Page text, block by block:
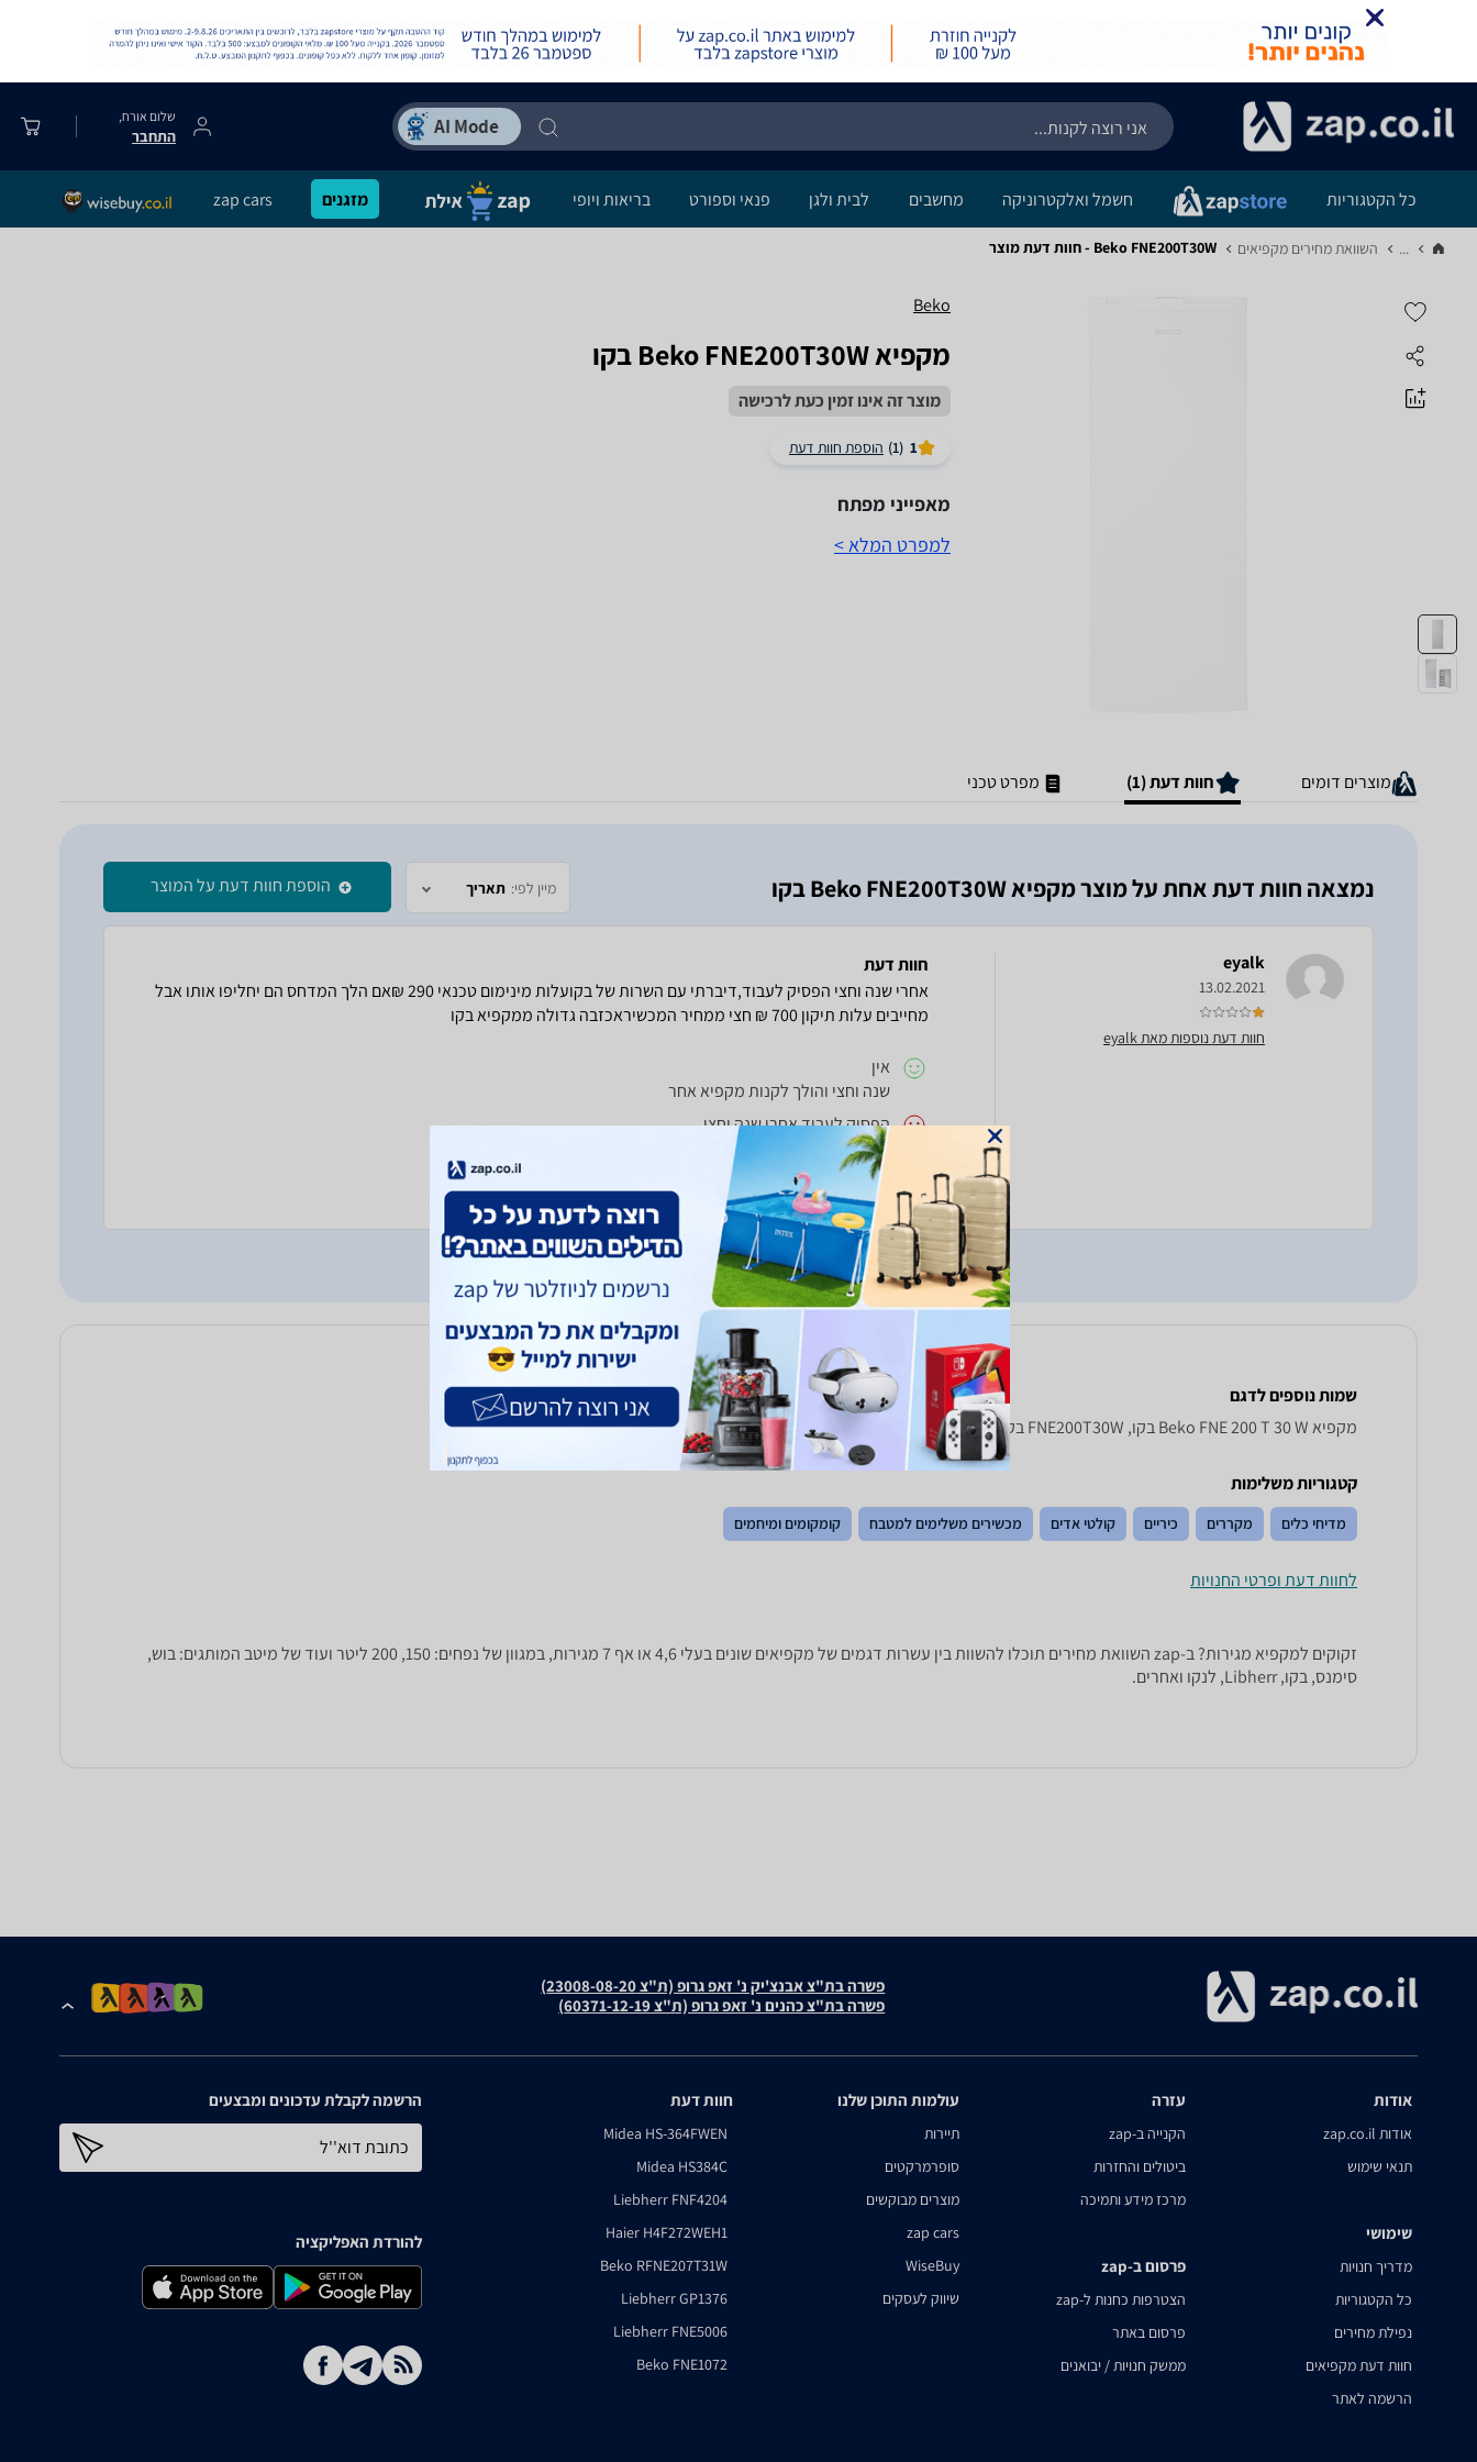
שלום אורח,
התחבר
כל הקטגוריות חשמל ואלקטרוניקה מחשבים לבית ולגן פנאי וספורט בריאות ויופי מזגנים zap cars
... השוואת מחירים מקפיאים‏ Beko FNE200T30W - חוות דעת מוצר
Beko
מקפיא Beko FNE200T30W בקו
מוצר זה אינו זמין כעת לרכישה
1
(1) הוספת חוות דעת
מאפייני מפתח
למפרט המלא >
מוצרים דומים חוות דעת (1) מפרט טכני
נמצאה חוות דעת אחת על מוצר מקפיא Beko FNE200T30W בקו מיין לפי: תאריך הוספת חוות דעת על המוצר
eyalk
13.02.2021
חוות דעת נוספות מאת eyalk
חוות דעת
אחרי שנה וחצי הפסיק לעבוד,דיברתי עם השרות של בקועלות מינימום טכנאי 290 ₪אם הלך המדחס הם יחליפו אותו אבל
מחייבים עלות תיקון 700 ₪ חצי ממחיר המכשיראכזבה גדולה ממקפיא בקו
אין
שנה וחצי והולך לקנות מקפיא אחר
הפסיק לעבוד אחרי שנה וחצי
חוו"ד עזרה 0 חוו"ד לא עזרה
שמות נוספים לדגם
מקפיא Beko FNE 200 T 30 W בקו, FNE200T30W בקו , בקו FNE200T30W
קטגוריות משלימות
מדיחי כלים מקררים כיריים קולטי אדים מכשירים משלימים למטבח קומקומים ומיחמים
לחוות דעת ופרטי החנויות
זקוקים למקפיא מגירות? ב-zap השוואת מחירים תוכלו להשוות בין עשרות דגמים של מקפיאים שונים בעלי 4,6 או אף 7 מגירות, במגוון של נפחים: 150, 200 ליטר ועוד של מיטב המותגים: בוש,
סימנס, בקו, Libherr, לנקו ואחרים.
פשרה בת"צ אבנצ'יק נ' זאפ גרופ (ת"צ 23008-08-20)
פשרה בת"צ כהנים נ' זאפ גרופ (ת"צ 60371-12-19)
אודות
אודות zap.co.il
תנאי שימוש
שימושי
מדריך חנויות
כל הקטגוריות
נפילת מחירים
חוות דעת מקפיאים
הרשמה לאתר
עזרה
הקנייה ב-zap
ביטולים והחזרות
מרכז מידע ותמיכה
פרסום ב-zap
הצטרפות כחנות ל-zap
פרסום באתר
ממשק חנויות / יבואנים
עולמות התוכן שלנו
תיירות
סופרמרקטים
מוצרים מבוקשים
zap cars
WiseBuy
שיווק לעסקים
חוות דעת
Midea HS-364FWEN
Midea HS384C
Liebherr FNF4204
Haier H4F272WEH1
Beko RFNE207T31W
Liebherr GP1376
Liebherr FNE5006
Beko FNE1072
הרשמה לקבלת עדכונים ומבצעים
כתובת דוא''ל
להורדת האפליקציה